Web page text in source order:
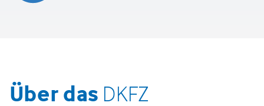
Über das DKFZ